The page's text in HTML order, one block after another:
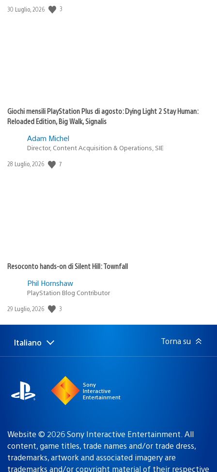
Data
30 Luglio, 2026 3
Giochi mensili PlayStation Plus di agosto: Dying Light 2 Stay Human:
Reloaded Edition, Big Walk, Signalis
Adam Michel
Director, Content Acquisition & Operations, SIE
Data
28 Luglio, 2026 7
Resoconto hands-on di Silent Hill: Townfall
Phil Hornshaw
PlayStation Blog Contributor
Data
pubblicazione:
29 Luglio, 2026 3
Seleziona
Regione
Italiano Torna su
Sony
Interactive
Entertainment
Website © 2026 Sony Interactive Entertainment. All
content, game titles, trade names and/or trade dress,
trademarks, artwork and associated imagery are
trademarks and/or copyright material of their respective